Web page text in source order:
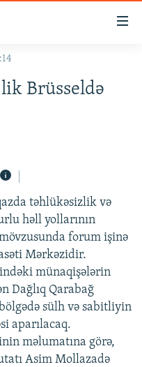
Brüsseldə
təhlükəsizlik və
həll yollarının
forum işinə
Mərkəzidir.
münaqişələrin
Dağlıq Qarabağ
sülh və sabitliyin
aparılacaq.
məlumatına görə,
Asim Mollazadə